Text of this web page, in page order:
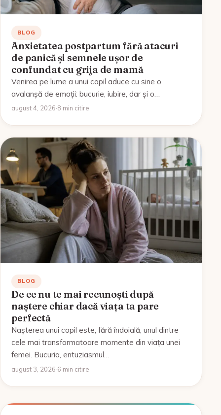
BLOG
Anxietatea postpartum fără atacuri
de panică și semnele ușor de
confundat cu grija de mamă
Venirea pe lume a unui copil aduce cu sine o
avalanșă de emoții: bucurie, iubire, dar și o…
august 4, 2026·8 min citire
BLOG
De ce nu te mai recunoști după
naștere chiar dacă viața ta pare
perfectă
Nașterea unui copil este, fără îndoială, unul dintre
cele mai transformatoare momente din viața unei
femei. Bucuria, entuziasmul…
august 3, 2026·6 min citire